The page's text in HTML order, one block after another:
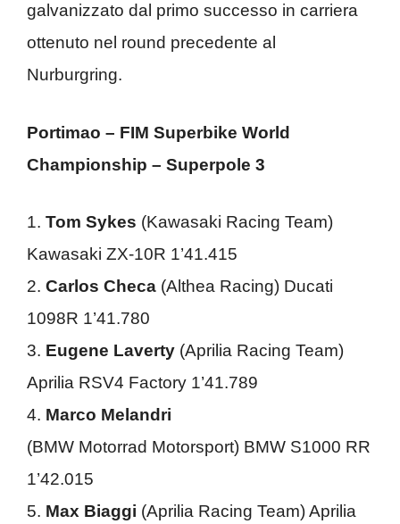
galvanizzato dal primo successo in carriera
ottenuto nel round precedente al
Nurburgring.
Portimao – FIM Superbike World
Championship – Superpole 3
1. Tom Sykes (Kawasaki Racing Team)
Kawasaki ZX-10R 1’41.415
2. Carlos Checa (Althea Racing) Ducati
1098R 1’41.780
3. Eugene Laverty (Aprilia Racing Team)
Aprilia RSV4 Factory 1’41.789
4. Marco Melandri
(BMW Motorrad Motorsport) BMW S1000 RR
1’42.015
5. Max Biaggi (Aprilia Racing Team) Aprilia